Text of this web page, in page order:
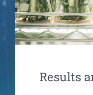
Publications
Results